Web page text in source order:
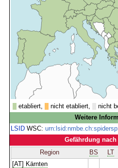
etabliert, nicht etabliert,
nicht
Weitere
LSID WSC:
Gefährdung nach
Region
BS LT
[AT] Kärnten